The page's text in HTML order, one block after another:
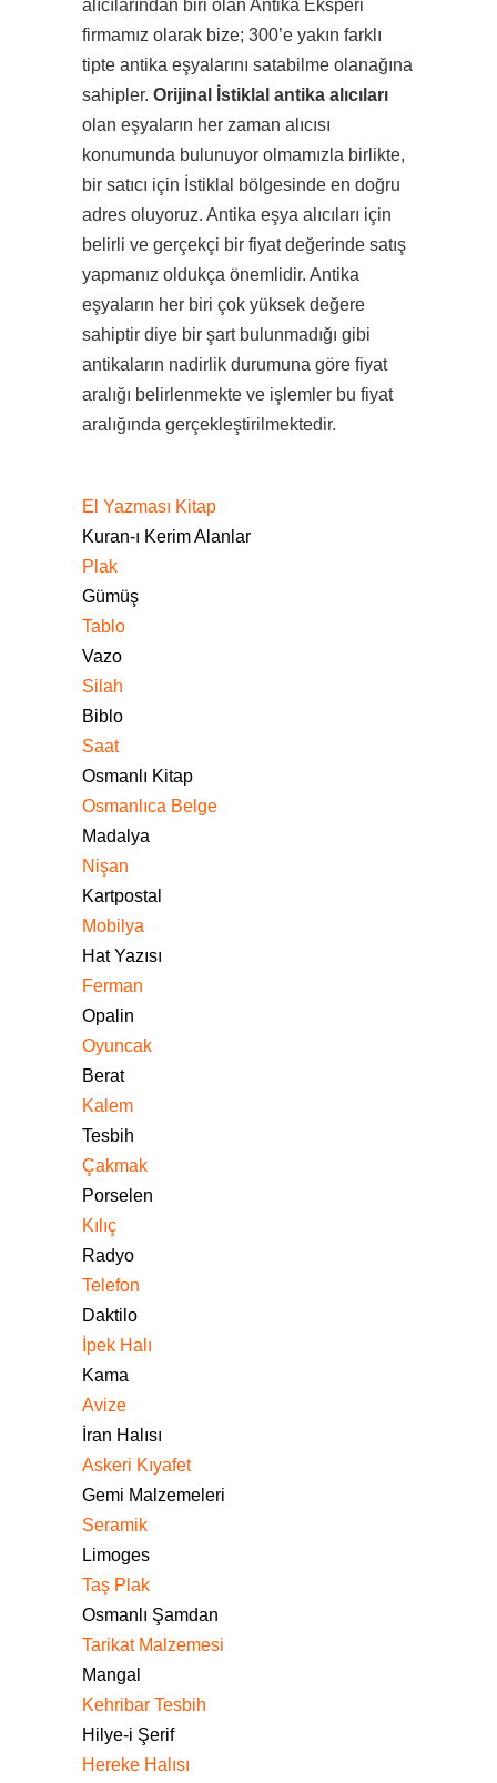
alıcılarından biri olan Antika Eksperi
firmamız olarak bize; 300’e yakın farklı
tipte antika eşyalarını satabilme olanağına
sahipler. Orijinal İstiklal antika alıcıları
olan eşyaların her zaman alıcısı
konumunda bulunuyor olmamızla birlikte,
bir satıcı için İstiklal bölgesinde en doğru
adres oluyoruz. Antika eşya alıcıları için
belirli ve gerçekçi bir fiyat değerinde satış
yapmanız oldukça önemlidir. Antika
eşyaların her biri çok yüksek değere
sahiptir diye bir şart bulunmadığı gibi
antikaların nadirlik durumuna göre fiyat
aralığı belirlenmekte ve işlemler bu fiyat
aralığında gerçekleştirilmektedir.
El Yazması Kitap
Kuran-ı Kerim Alanlar
Plak
Gümüş
Tablo
Vazo
Silah
Biblo
Saat
Osmanlı Kitap
Osmanlıca Belge
Madalya
Nişan
Kartpostal
Mobilya
Hat Yazısı
Ferman
Opalin
Oyuncak
Berat
Kalem
Tesbih
Çakmak
Porselen
Kılıç
Radyo
Telefon
Daktilo
İpek Halı
Kama
Avize
İran Halısı
Askeri Kıyafet
Gemi Malzemeleri
Seramik
Limoges
Taş Plak
Osmanlı Şamdan
Tarikat Malzemesi
Mangal
Kehribar Tesbih
Hilye-i Şerif
Hereke Halısı